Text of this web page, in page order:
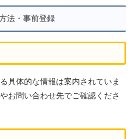
法・事前登録
具体的な情報は案内されていま
お問い合わせ先でご確認くださ